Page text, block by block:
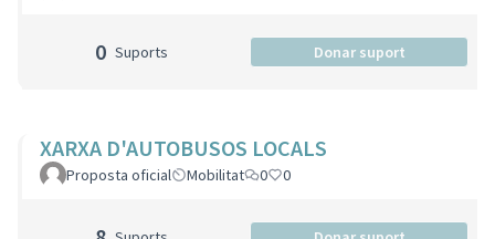
0 Suports Donar suport
XARXA D'AUTOBUSOS LOCALS
Proposta oficial Mobilitat 0 0